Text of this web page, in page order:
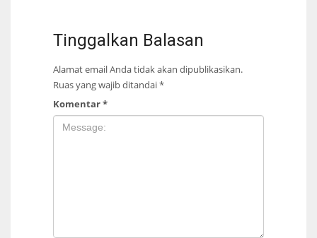
Tinggalkan Balasan
Alamat email Anda tidak akan dipublikasikan.
Ruas yang wajib ditandai*
Komentar*